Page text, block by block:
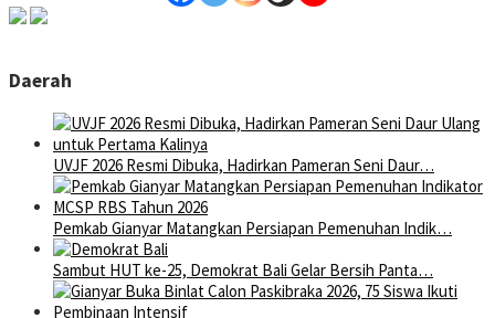
Daerah
UVJF 2026 Resmi Dibuka, Hadirkan Pameran Seni Daur…
Pemkab Gianyar Matangkan Persiapan Pemenuhan Indik…
Sambut HUT ke-25, Demokrat Bali Gelar Bersih Panta…